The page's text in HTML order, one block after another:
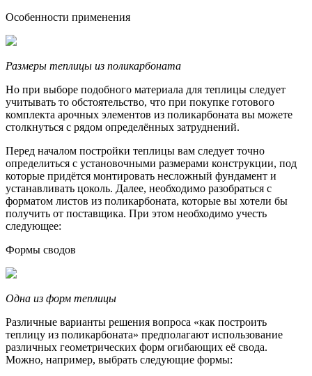
Особенности применения
Размеры теплицы из поликарбоната
Но при выборе подобного материала для теплицы следует
учитывать то обстоятельство, что при покупке готового
комплекта арочных элементов из поликарбоната вы можете
столкнуться с рядом определённых затруднений.
Перед началом постройки теплицы вам следует точно
определиться с установочными размерами конструкции, под
которые придётся монтировать несложный фундамент и
устанавливать цоколь. Далее, необходимо разобраться с
форматом листов из поликарбоната, которые вы хотели бы
получить от поставщика. При этом необходимо учесть
следующее:
Формы сводов
Одна из форм теплицы
Различные варианты решения вопроса «как построить
теплицу из поликарбоната» предполагают использование
различных геометрических форм огибающих её свода.
Можно, например, выбрать следующие формы: